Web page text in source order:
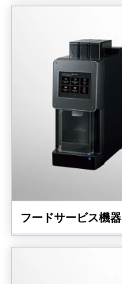
フードサービス機器